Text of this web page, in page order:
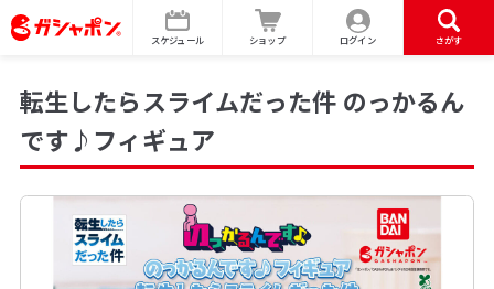
スケジュール ショップ ログイン さがす
転生したらスライムだった件 のっかるん
です♪フィギュア